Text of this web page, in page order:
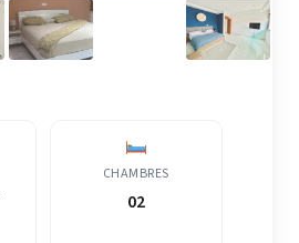
CHAMBRES
02